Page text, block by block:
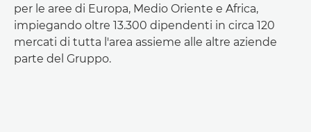
per le aree di Europa, Medio Oriente e Africa,
impiegando oltre 13.300 dipendenti in circa 120
mercati di tutta l'area assieme alle altre aziende
parte del Gruppo.